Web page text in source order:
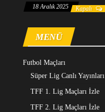
18 Aralık 2025 Kapalı
MENÜ
Futbol Maçları
Süper Lig Canlı Yayınları
TFF 1. Lig Maçları İzle
TFF 2. Lig Maçları İzle